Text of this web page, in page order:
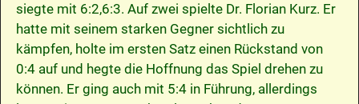
siegte mit 6:2,6:3. Auf zwei spielte Dr. Florian Kurz. Er
hatte mit seinem starken Gegner sichtlich zu
kämpfen, holte im ersten Satz einen Rückstand von
0:4 auf und hegte die Hoffnung das Spiel drehen zu
können. Er ging auch mit 5:4 in Führung, allerdings